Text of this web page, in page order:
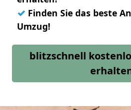
✓ Finden Sie das beste
Umzug!
blitzschnell